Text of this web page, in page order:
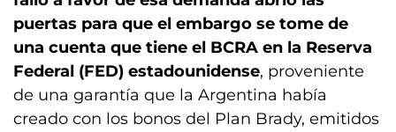
puertas para que el embargo se tome de
una cuenta que tiene el BCRA en la Reserva
Federal (FED) estadounidense, proveniente
de una garantía que la Argentina había
creado con los bonos del Plan Brady, emitidos